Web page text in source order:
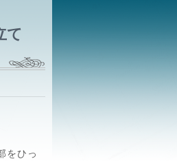
て
をひっ